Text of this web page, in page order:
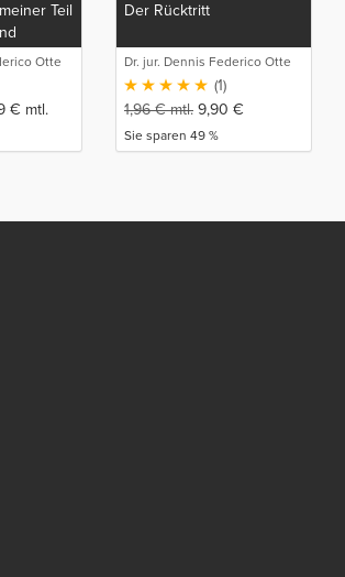
Teil
und
und
Otte
€ mtl.
Der Rücktritt
Dr. jur. Dennis Federico Otte
(1)
1,96€mtl. 9,90 €
Sie sparen 49 %